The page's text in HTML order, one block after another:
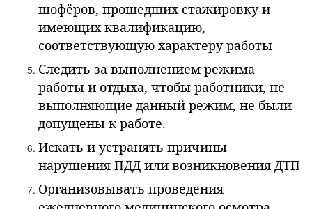
шофёров, прошедших стажировку и
имеющих квалификацию,
соответствующую характеру работы
Следить за выполнением режима
работы и отдыха, чтобы работники, не
выполняющие данный режим, не были
допущены к работе.
Искать и устранять причины
нарушения ПДД или возникновения ДТП
Организовывать проведения